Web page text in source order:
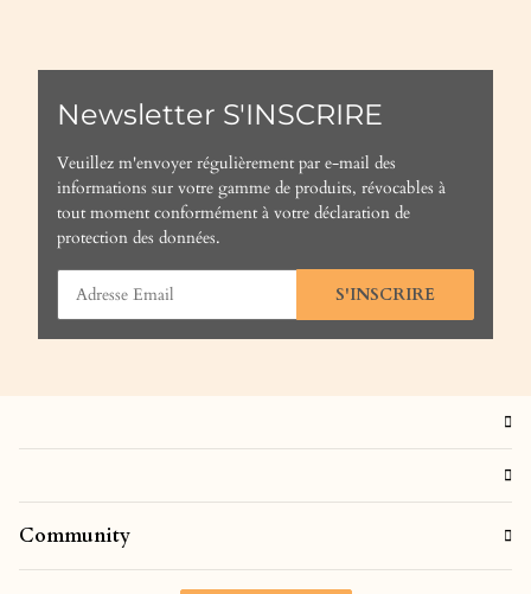
Newsletter S'INSCRIRE
Veuillez m'envoyer régulièrement par e-mail des
informations sur votre gamme de produits, révocables à
tout moment conformément à votre déclaration de
protection des données.
S'INSCRIRE
Community